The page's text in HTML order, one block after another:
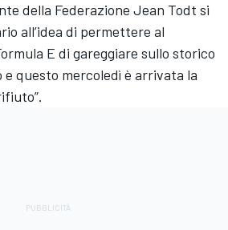
della Federazione Jean Todt si
all’idea di permettere al
E di gareggiare sullo storico
e questo mercoledì è arrivata la